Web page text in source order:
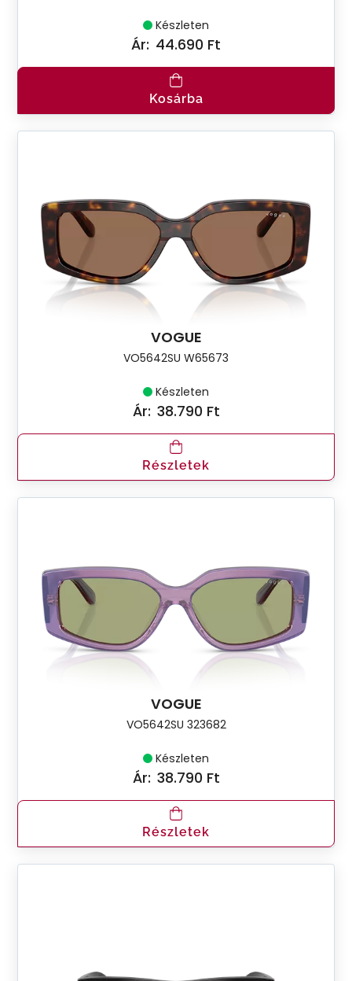
Készleten
Ár: 44.690 Ft
Kosárba
VOGUE
VO5642SU W65673
Készleten
Ár: 38.790 Ft
Részletek
VOGUE
VO5642SU 323682
Készleten
Ár: 38.790 Ft
Részletek